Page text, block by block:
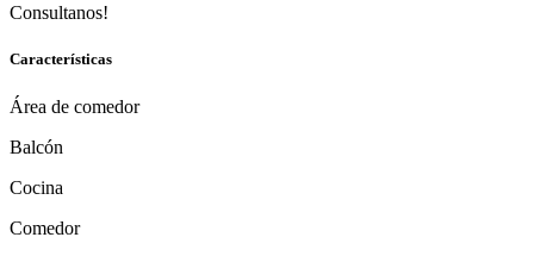
Consultanos!
Características
Área de comedor
Balcón
Cocina
Comedor